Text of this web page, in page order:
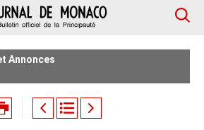
Annonces